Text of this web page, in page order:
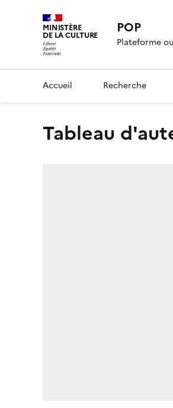
MINISTÈRE
DE LA CULTURE POP
Plateforme
Accueil Recherche
Tableau